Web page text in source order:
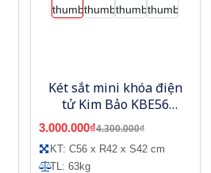
Két sắt mini khóa điện
tử Kim Bảo KBE56
chống cháy
3.000.000₫4.300.000₫
KT: C56 x R42 x S42 cm
TL: 63kg